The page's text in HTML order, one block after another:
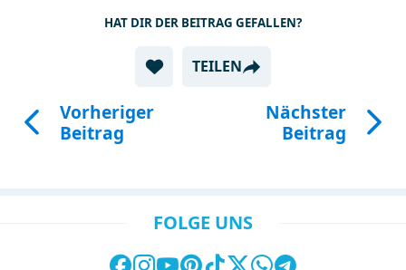
HAT DIR DER BEITRAG GEFALLEN?
TEILEN
Vorheriger
Beitrag
Nächster
Beitrag
FOLGE UNS